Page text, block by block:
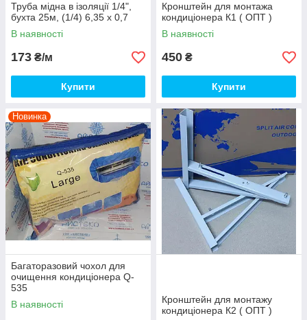
Труба мідна в ізоляції 1/4",
бухта 25м, (1/4) 6,35 x 0,7
В наявності
173 ₴/м
Купити
Кронштейн для монтажа
кондиціонера К1 ( ОПТ )
В наявності
450 ₴
Купити
Новинка
Багаторазовий чохол для
очищення кондиціонера Q-
535
В наявності
Кронштейн для монтажу
кондиціонера К2 ( ОПТ )